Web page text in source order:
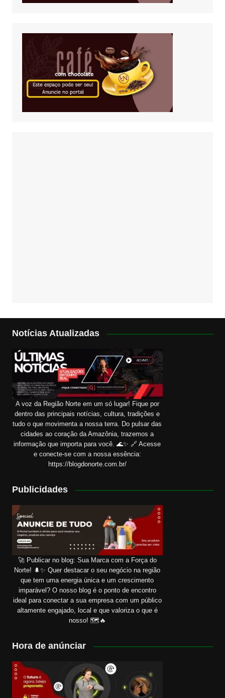
Notícias Atualizadas
A voz da Região Norte em um só lugar! Fique por
dentro das principais notícias, cultura, tradições e
tudo o que movimenta a nossa terra. Do pulsar das
cidades ao coração da Amazônia, trazemos a
informação que importa para você. 🌊✨ 🔗 Acesse
e conecte-se com a nossa essência:
https://blogdonorte.com.br/
Publicidades
🚀 Publicar no blog: Sua Marca com a Força do
Norte! 🌲✨ Quer destacar o seu negócio na região
que tem uma energia única e um crescimento
imparável? O nosso blog é o ponto de encontro
ideal para conectar a sua empresa com um público
altamente engajado, local e que valoriza o que é
nosso! 🗺️🔥
Hora de anúnciar